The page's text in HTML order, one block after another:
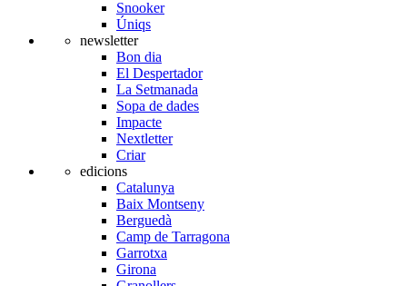
Snooker
Úniqs
newsletter
Bon dia
El Despertador
La Setmanada
Sopa de dades
Impacte
Nextletter
Criar
edicions
Catalunya
Baix Montseny
Berguedà
Camp de Tarragona
Garrotxa
Girona